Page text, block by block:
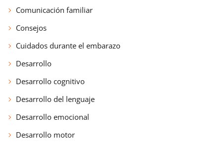
Comunicación familiar
Consejos
Cuidados durante el embarazo
Desarrollo
Desarrollo cognitivo
Desarrollo del lenguaje
Desarrollo emocional
Desarrollo motor